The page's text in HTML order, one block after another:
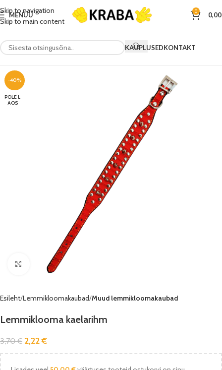
Skip to navigation
Skip to main content
MENÜÜ 0
KAUPLUSEDKONTAKT
-40%
POLE L
AOS
Vaata pilti
Esileht Lemmikloomakaubad Muud lemmikloomakaubad
Lemmiklooma kaelarihm
3,70€ 2,22€